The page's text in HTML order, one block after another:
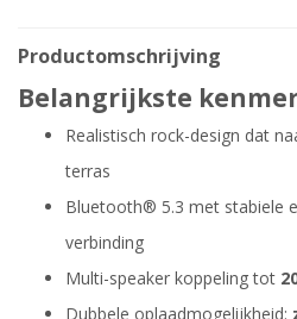
Productomschrijving
Belangrijkste
Realistisch rock-design dat
terras
Bluetooth® 5.3 met stabiele
verbinding
Multi-speaker koppeling tot
Dubbele oplaadmogelijkheid: